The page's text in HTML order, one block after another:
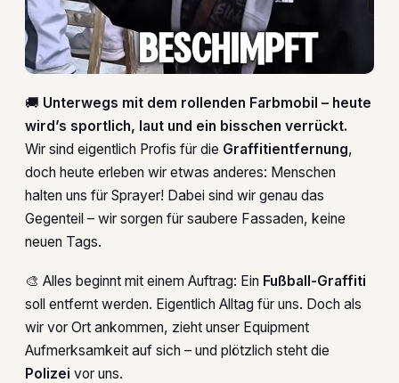
🚚 Unterwegs mit dem rollenden Farbmobil – heute
wird’s sportlich, laut und ein bisschen verrückt.
Wir sind eigentlich Profis für die Graffitientfernung,
doch heute erleben wir etwas anderes: Menschen
halten uns für Sprayer! Dabei sind wir genau das
Gegenteil – wir sorgen für saubere Fassaden, keine
neuen Tags.
🎨 Alles beginnt mit einem Auftrag: Ein Fußball-Graffiti
soll entfernt werden. Eigentlich Alltag für uns. Doch als
wir vor Ort ankommen, zieht unser Equipment
Aufmerksamkeit auf sich – und plötzlich steht die
Polizei vor uns.